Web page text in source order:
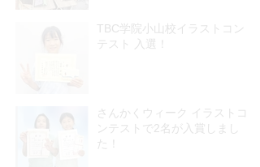
TBC学院小山校イラストコン
テスト 入選！
さんかくウィーク イラストコ
ンテストで2名が入賞しまし
た！